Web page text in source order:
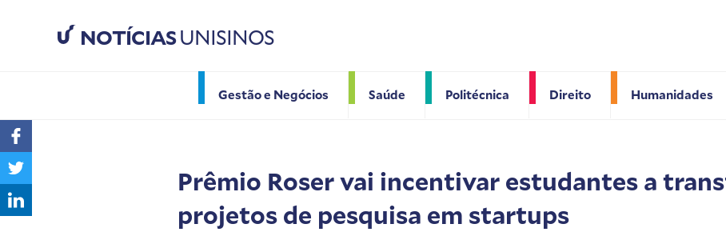
NOTÍCIASUNISINOS
Gestão e Negócios Saúde Politécnica Direito Humanidades
Prêmio Roser vai incentivar estudantes a
projetos de pesquisa em startups